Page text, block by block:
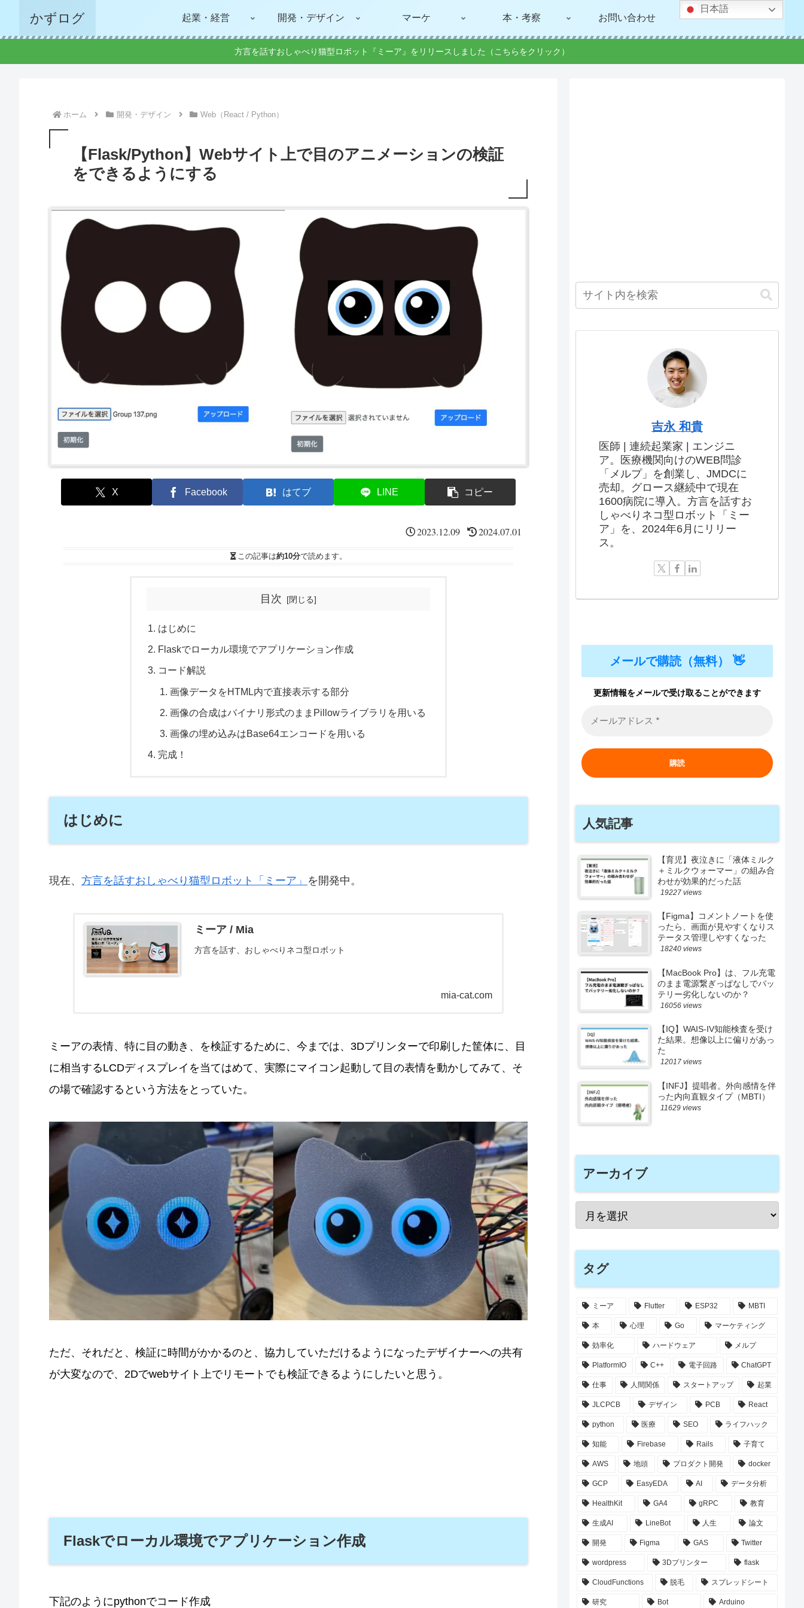
かずログ 起業・経営 開発・デザイン マーケ 本・考察 お問い合わせ
日本語
方言を話すおしゃべり猫型ロボット『ミーア』をリリースしました（こちらをクリック）
ホーム 開発・デザイン Web（React / Python）
【Flask/Python】Webサイト上で目のアニメーションの検証
をできるようにする
X Facebook はてブ LINE コピー
2023.12.09 2024.07.01
この記事は約10分で読めます。
目次
はじめに
Flaskでローカル環境でアプリケーション作成
コード解説
画像データをHTML内で直接表示する部分
画像の合成はバイナリ形式のままPillowライブラリを用いる
画像の埋め込みはBase64エンコードを用いる
完成！
はじめに
現在、 方言を話すおしゃべり猫型ロボット「ミーア」 を開発中。
ミーア / Mia
方言を話す、おしゃべりネコ型ロボット
mia-cat.com
ミーアの表情、特に目の動き、を検証するために、今までは、3Dプリンターで印刷した筐体に、目
に相当するLCDディスプレイを当てはめて、実際にマイコン起動して目の表情を動かしてみて、そ
の場で確認するという方法をとっていた。
ただ、それだと、検証に時間がかかるのと、協力していただけるようになったデザイナーへの共有
が大変なので、2Dでwebサイト上でリモートでも検証できるようにしたいと思う。
Flaskでローカル環境でアプリケーション作成
下記のようにpythonでコード作成
吉永 和貴
医師 | 連続起業家 | エンジニ
ア。医療機関向けのWEB問診
「メルプ」を創業し、JMDCに
売却。グロース継続中で現在
1600病院に導入。方言を話すお
しゃべりネコ型ロボット「ミー
ア」を、2024年6月にリリー
ス。
メールで購読（無料） 👋
更新情報をメールで受け取ることができます
人気記事
【育児】夜泣きに「液体ミルク
＋ミルクウォーマー」の組み合
わせが効果的だった話
19227 views
【Figma】コメントノートを使
ったら、画面が見やすくなりス
テータス管理しやすくなった
18240 views
【MacBook Pro】は、フル充電
のまま電源繋ぎっぱなしでバッ
テリー劣化しないのか？
16056 views
【IQ】WAIS-IV知能検査を受け
た結果。想像以上に偏りがあっ
た
12017 views
【INFJ】提唱者。外向感情を伴
った内向直観タイプ（MBTI）
11629 views
アーカイブ
タグ
ミーア Flutter ESP32 MBTI
本 心理 Go マーケティング
効率化 ハードウェア メルプ
PlatformIO C++ 電子回路 ChatGPT
仕事 人間関係 スタートアップ 起業
JLCPCB デザイン PCB React
python 医療 SEO ライフハック
知能 Firebase Rails 子育て
AWS 地頭 プロダクト開発 docker
GCP EasyEDA AI データ分析
HealthKit GA4 gRPC 教育
生成AI LineBot 人生 論文
開発 Figma GAS Twitter
wordpress 3Dプリンター flask
CloudFunctions 脱毛 スプレッドシート
研究 Bot Arduino